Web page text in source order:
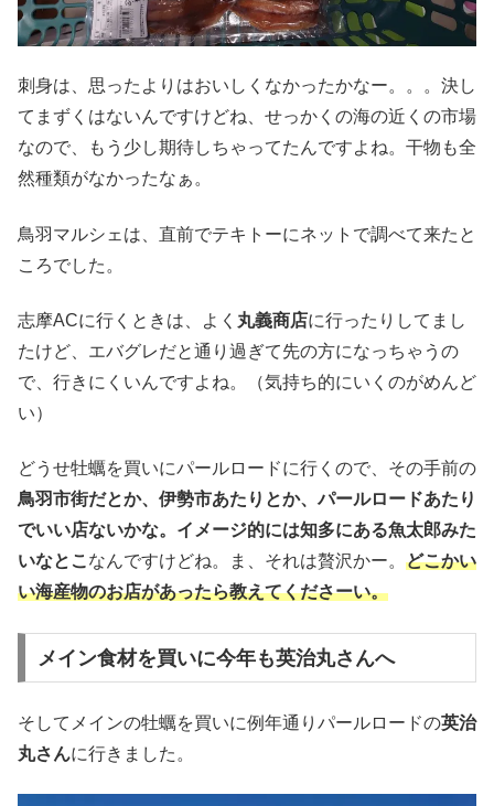
刺身は、思ったよりはおいしくなかったかなー。。。決し
てまずくはないんですけどね、せっかくの海の近くの市場
なので、もう少し期待しちゃってたんですよね。干物も全
然種類がなかったなぁ。
鳥羽マルシェは、直前でテキトーにネットで調べて来たと
ころでした。
志摩ACに行くときは、よく 丸義商店に行ったりしてまし
たけど、エバグレだと通り過ぎて先の方になっちゃうの
で、行きにくいんですよね。（気持ち的にいくのがめんど
い）
どうせ牡蠣を買いにパールロードに行くので、その手前の
鳥羽市街だとか、伊勢市あたりとか、パールロードあたり
でいい店ないかな。イメージ的には知多にある魚太郎みた
いなとこ なんですけどね。ま、それは贅沢かー。 どこかい
い海産物のお店があったら教えてくださーい。
メイン食材を買いに今年も英治丸さんへ
そしてメインの牡蠣を買いに例年通りパールロードの英治
丸さんに行きました。